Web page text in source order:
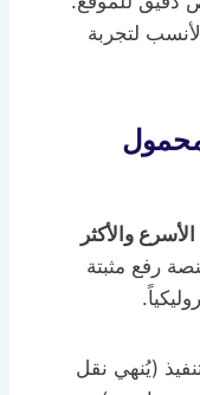
لتجربة
والأكثر
رفع مثبتة
(يُنهي نقل